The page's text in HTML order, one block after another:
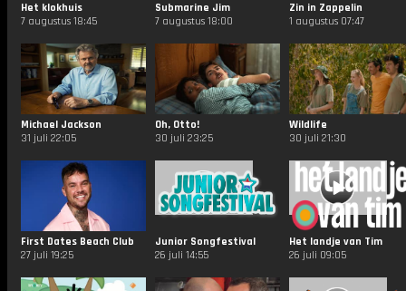
Het klokhuis
7 augustus 18:45
Submarine Jim
7 augustus 18:00
Zin in Zappelin
1 augustus 07:47
Michael Jackson
31 juli 22:05
Oh, Otto!
30 juli 23:25
Wildlife
30 juli 21:30
First Dates Beach Club
27 juli 19:25
Junior Songfestival
26 juli 14:55
Het landje van Tim
26 juli 09:05